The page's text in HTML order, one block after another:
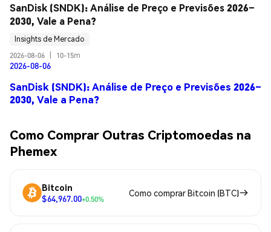
SanDisk (SNDK): Análise de Preço e Previsões 2026–
2030, Vale a Pena?
Insights de Mercado
2026-08-06
10-15m
2026-08-06
SanDisk (SNDK): Análise de Preço e Previsões 2026–
2030, Vale a Pena?
Como Comprar Outras Criptomoedas na
Phemex
Bitcoin
$64,967.00+0.50%
Como comprar Bitcoin (BTC)